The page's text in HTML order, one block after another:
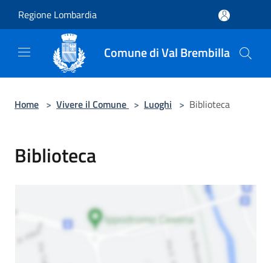
Regione Lombardia
Comune di Val Brembilla
Home > Vivere il Comune > Luoghi > Biblioteca
Biblioteca